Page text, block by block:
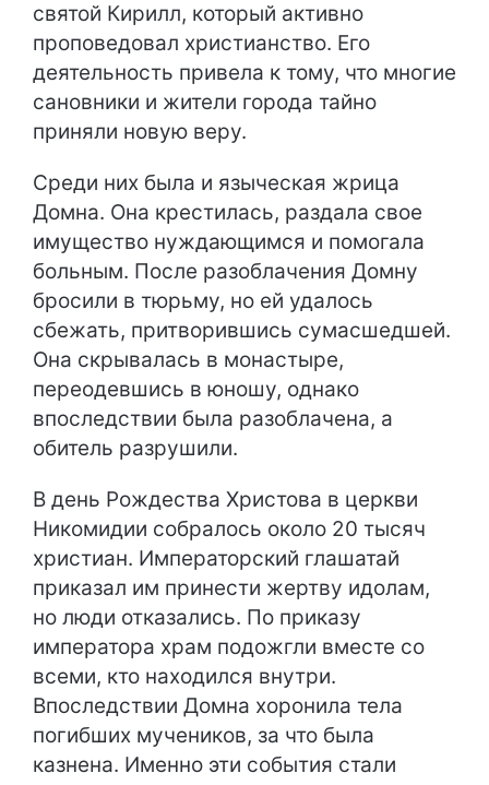
святой Кирилл, который активно
проповедовал христианство. Его
деятельность привела к тому, что многие
сановники и жители города тайно
приняли новую веру.
Среди них была и языческая жрица
Домна. Она крестилась, раздала свое
имущество нуждающимся и помогала
больным. После разоблачения Домну
бросили в тюрьму, но ей удалось
сбежать, притворившись сумасшедшей.
Она скрывалась в монастыре,
переодевшись в юношу, однако
впоследствии была разоблачена, а
обитель разрушили.
В день Рождества Христова в церкви
Никомидии собралось около 20 тысяч
христиан. Императорский глашатай
приказал им принести жертву идолам,
но люди отказались. По приказу
императора храм подожгли вместе со
всеми, кто находился внутри.
Впоследствии Домна хоронила тела
погибших мучеников, за что была
казнена. Именно эти события стали